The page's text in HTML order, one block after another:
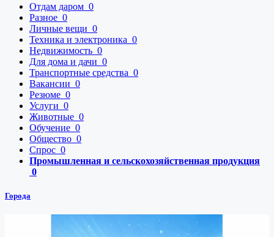
Отдам даром 0
Разное 0
Личные вещи 0
Техника и электроника 0
Недвижимость 0
Для дома и дачи 0
Транспортные средства 0
Вакансии 0
Резюме 0
Услуги 0
Животные 0
Обучение 0
Общество 0
Спрос 0
Промышленная и сельскохозяйственная продукция
0
Города